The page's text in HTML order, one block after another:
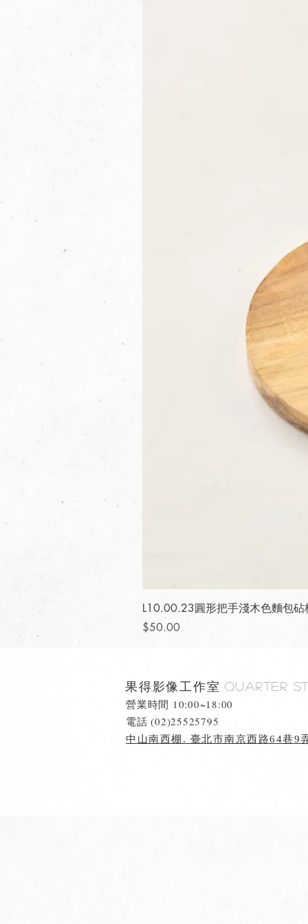
L10.00.23圓形把手淺木色麵包砧
價格
$50.00
果得影像工作室Quarter
營業時間 10:00~18:00
​電話 (02)25525795
中山南西棚. 臺北市南京西路64巷9